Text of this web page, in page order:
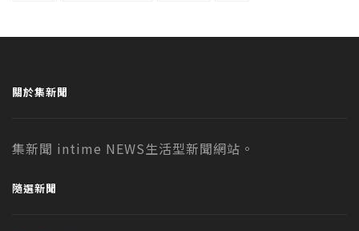
關於集新聞
集新聞 intime NEWS生活型新聞網站。
隨選新聞